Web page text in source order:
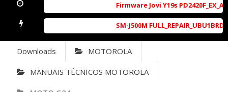
Firmware Jovi Y19s
SM-J500M
Downloads MOTOROLA
MANUAIS TÉCNICOS MOTOROLA